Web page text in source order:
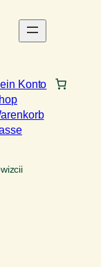
Konto